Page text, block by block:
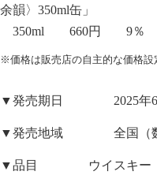
余韻〉350ml缶」
350ml 660円 9％
※価格は販売店の自主的な価格
▼発売期日 2025年6月
▼発売地域 全国（数
▼品目 ウイスキー